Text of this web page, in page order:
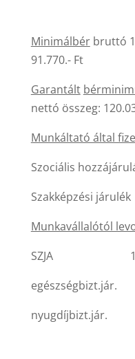
Minimálbérbruttó
91.770.- Ft
Garantált
nettó összeg:
Munkáltató által
Szociális
Szakképzési
Munkavállalótól
SZJA 15
nyugdíjbizt.jár.